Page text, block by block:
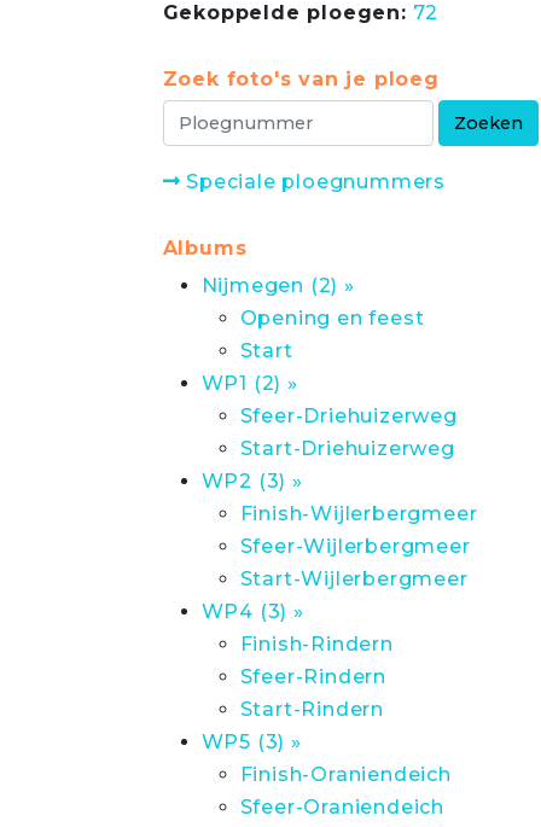
Gekoppelde ploegen: 72
Zoek foto's van je ploeg
Speciale ploegnummers
Albums
Nijmegen (2) »
Opening en feest
Start
WP1 (2) »
Sfeer-Driehuizerweg
Start-Driehuizerweg
WP2 (3) »
Finish-Wijlerbergmeer
Sfeer-Wijlerbergmeer
Start-Wijlerbergmeer
WP4 (3) »
Finish-Rindern
Sfeer-Rindern
Start-Rindern
WP5 (3) »
Finish-Oraniendeich
Sfeer-Oraniendeich